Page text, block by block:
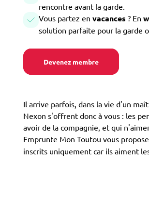
rencontre avant la garde.
Vous partez en vacances ? En
solution parfaite pour la garde
Devenez membre
Il arrive parfois, dans la vie d'un
Nexon s'offrent donc à vous : les
avoir de la compagnie, et qui
Emprunte Mon Toutou vous
inscrits uniquement car ils aiment